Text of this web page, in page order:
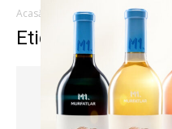
Acasă Etichete Primele
Etichetă: Primele